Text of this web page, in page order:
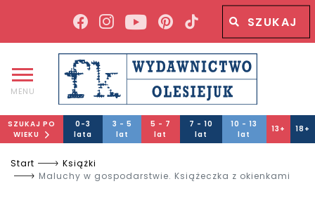
Wyszukiwana fraza
MENU
SZUKAJ PO
WIEKU
0-3
lata
3 - 5
lat
5 - 7
lat
7 - 10
lat
10 - 13
lat
13+ 18+
Start
Książki
Maluchy w gospodarstwie. Książeczka z okienkami